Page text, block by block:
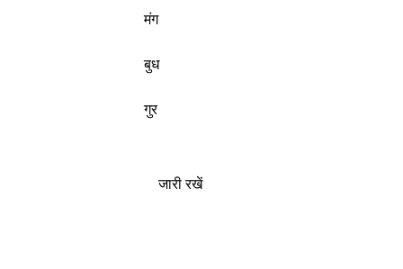
मंग
बुध
गुर
जारी रखें